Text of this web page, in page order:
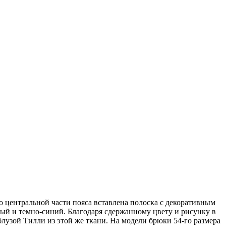
части пояса вставлена полоска с декоративным
и темно-синий. Благодаря сдержанному цвету и рисунку в
Тилли из этой же ткани. На модели брюки 54-го размера